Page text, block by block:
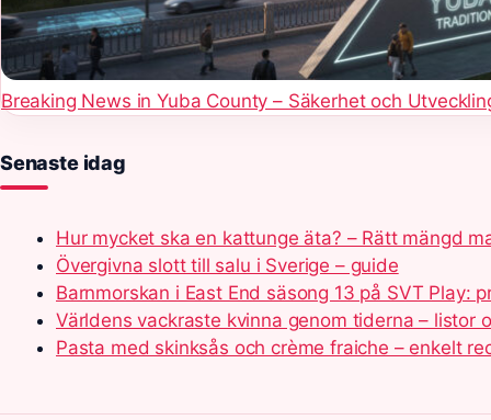
Breaking News in Yuba County – Säkerhet och
Senaste idag
Hur mycket ska en kattunge äta? – Rätt mängd
Övergivna slott till salu i Sverige – guide
Barnmorskan i East End säsong 13 på SVT Play:
Världens vackraste kvinna genom tiderna – listor
Pasta med skinksås och crème fraiche – enkelt